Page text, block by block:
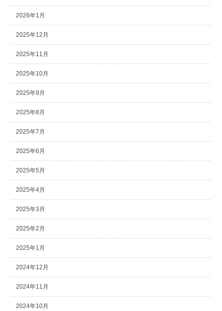
2026年1月
2025年12月
2025年11月
2025年10月
2025年9月
2025年8月
2025年7月
2025年6月
2025年5月
2025年4月
2025年3月
2025年2月
2025年1月
2024年12月
2024年11月
2024年10月